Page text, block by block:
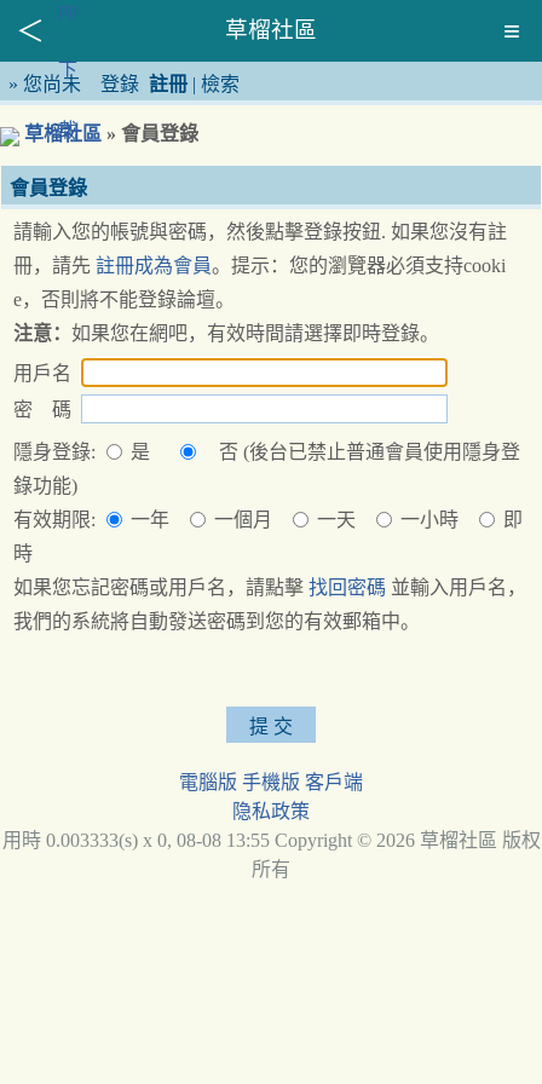
草榴社區
» 您尚未 登錄 註冊 | 檢索
草榴社區 » 會員登錄
會員登錄
請輸入您的帳號與密碼，然後點擊登錄按鈕. 如果您沒有註
冊，請先 註冊成為會員。提示：您的瀏覽器必須支持cooki
e，否則將不能登錄論壇。
注意： 如果您在網吧，有效時間請選擇即時登錄。
用戶名
密 碼
隱身登錄: 是
否 (後台已禁止普通會員使用隱身登
錄功能)
有效期限:
一年 一個月 一天 一小時
即
時
如果您忘記密碼或用戶名，請點擊 找回密碼 並輸入用戶名，
我們的系統將自動發送密碼到您的有效郵箱中。
電腦版 手機版 客戶端
隐私政策
用時 0.003333(s) x 0, 08-08 13:55 Copyright © 2026 草榴社區 版权
所有